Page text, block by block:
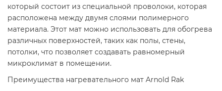
который состоит из специальной проволоки, которая
расположена между двумя слоями полимерного
материала. Этот мат можно использовать для обогрева
различных поверхностей, таких как полы, стены,
потолки, что позволяет создавать равномерный
микроклимат в помещении.
Преимущества нагревательного мат Arnold Rak